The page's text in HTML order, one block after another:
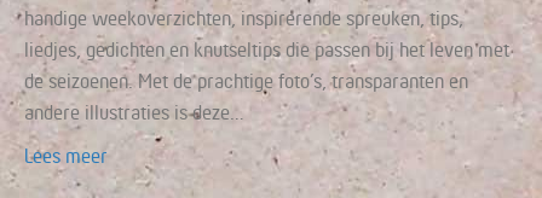
handige weekoverzichten, inspirerende spreuken, tips,
liedjes, gedichten en knutseltips die passen bij het leven met
de seizoenen. Met de prachtige foto’s, transparanten en
andere illustraties is deze…
Lees meer